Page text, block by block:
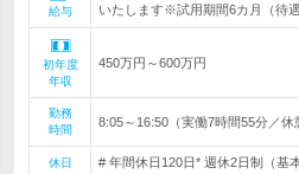
給与
いたします※試用期間6カ月（待遇
初年度
年収
450万円～600万円
勤務
時間
8:05～16:50（実働7時間55分／
休日
# 年間休日120日* 週休2日制（